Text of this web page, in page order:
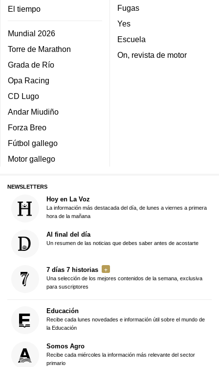
El tiempo
Mundial 2026
Torre de Marathon
Grada de Río
Opa Racing
CD Lugo
Andar Miudiño
Forza Breo
Fútbol gallego
Motor gallego
Fugas
Yes
Escuela
On, revista de motor
NEWSLETTERS
Hoy en La Voz
La información más destacada del día, de lunes a viernes a primera
hora de la mañana
Al final del día
Un resumen de las noticias que debes saber antes de acostarte
7 días 7 historias
Una selección de los mejores contenidos de la semana, exclusiva
para suscriptores
Educación
Recibe cada lunes novedades e información útil sobre el mundo de
la Educación
Somos Agro
Recibe cada miércoles la información más relevante del sector
primario